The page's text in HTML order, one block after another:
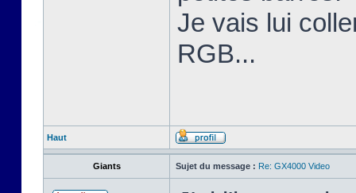
Je vais lui
RGB...
Haut
Giants Sujet du message : Re: GX4000 Video